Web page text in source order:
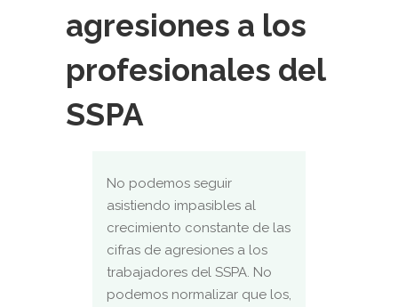
agresiones a los
profesionales del
SSPA
No podemos seguir
asistiendo impasibles al
crecimiento constante de las
cifras de agresiones a los
trabajadores del SSPA. No
podemos normalizar que los,